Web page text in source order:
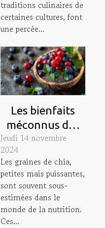
innovantes
traditions culinaires de
certaines cultures, font
une percée...
Les bienfaits
méconnus des
graines de chia
dans votre
alimentation
quotidienne
Jeudi 14 novembre
2024
Les graines de chia,
petites mais puissantes,
sont souvent sous-
estimées dans le
monde de la nutrition.
Ces...